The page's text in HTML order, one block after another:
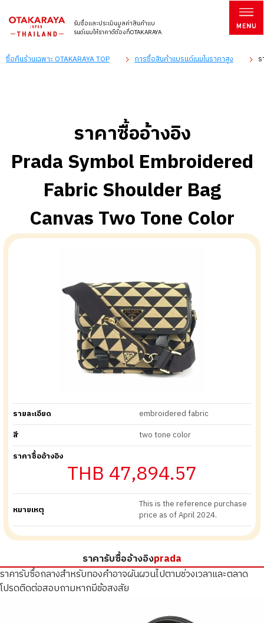
รับซื้อและประเมินมูลค่าสินค้าแบ
รนด์เนมให้ราคาดีต้องที่OTAKARAYA
ซื้อคืนร้านเฉพาะ OTAKARAYA TOP การซื้อสินค้าแบรนด์เนมในราคาสูง
ราคาซื้ออ้างอิง
Prada Symbol Embroidered
Fabric Shoulder Bag
Canvas Two Tone Color
รายละเอียด
embroidered fabric
สี
two tone color
ราคาซื้ออ้างอิง
THB 47,894.57
หมายเหตุ
This is the reference purchase
price as of April 2024.
ราคารับซื้ออ้างอิงprada
ราคารับซื้อกลางสำหรับทองคำอาจผันผวนไปตามช่วงเวลาและตลาด
โปรดติดต่อสอบถามหากมีข้อสงสัย